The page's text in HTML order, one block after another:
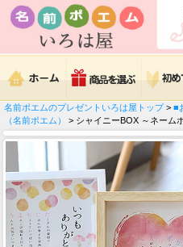
名前ポエムのプレゼントいろは屋トップ> ■
（名前ポエム）
> シャイニーBOX ～ネー